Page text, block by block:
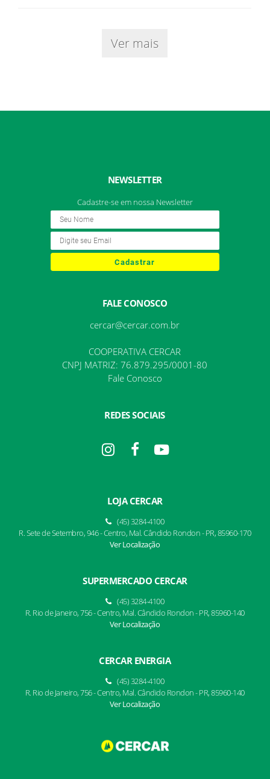
Ver mais
NEWSLETTER
Cadastre-se em nossa Newsletter
Cadastrar
FALE CONOSCO
cercar@cercar.com.br
COOPERATIVA CERCAR
CNPJ MATRIZ: 76.879.295/0001-80
Fale Conosco
REDES SOCIAIS
LOJA CERCAR
(45) 3284-4100
R. Sete de Setembro, 946 - Centro, Mal. Cândido Rondon - PR, 85960-170
Ver Localização
SUPERMERCADO CERCAR
(45) 3284-4100
R. Rio de Janeiro, 756 - Centro, Mal. Cândido Rondon - PR, 85960-140
Ver Localização
CERCAR ENERGIA
(45) 3284-4100
R. Rio de Janeiro, 756 - Centro, Mal. Cândido Rondon - PR, 85960-140
Ver Localização